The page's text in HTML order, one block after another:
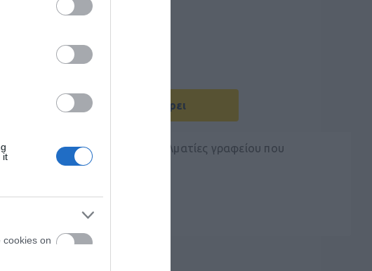
it
cookies on
Με Ενδιαφέρει
δανικά ακουστικά για επαγγελματίες γραφείου που
σε υπολογιστή.